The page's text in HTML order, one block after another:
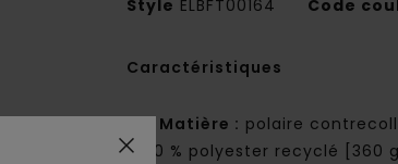
Style ELBFT00164 Code
Caractéristiques
Matière : polaire
100 % polyester recyclé [360